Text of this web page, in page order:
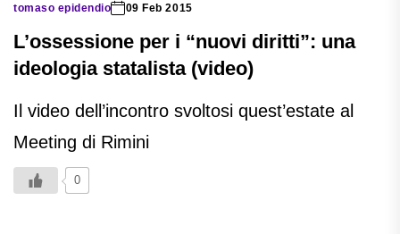
tomaso epidendio 09 Feb 2015
L’ossessione per i “nuovi diritti”: una
ideologia statalista (video)
Il video dell’incontro svoltosi quest’estate al
Meeting di Rimini
0